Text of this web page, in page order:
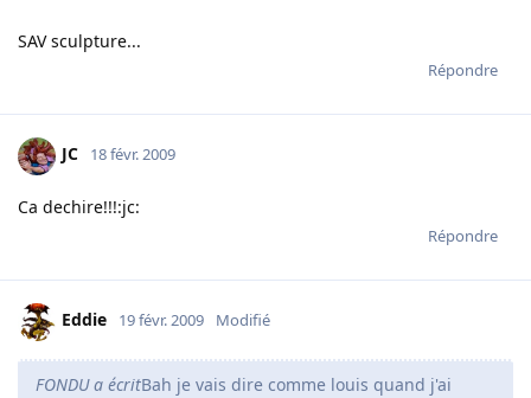
SAV sculpture...
Répondre
JC 18 févr. 2009
Ca dechire!!!:jc:
Répondre
Eddie 19 févr. 2009 Modifié
FONDU a écritBah je vais dire comme louis quand j'ai